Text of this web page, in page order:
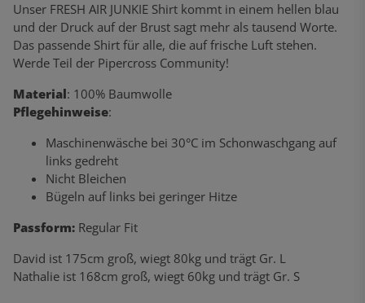
Unser FRESH AIR JUNKIE Shirt kommt in einem hellen blau
und der Druck auf der Brust sagt mehr als tausend Worte.
Das passende Shirt für alle, die auf frische Luft stehen.
Werde Teil der Pipercross Community!
Material: 100% Baumwolle
Pflegehinweise:
Maschinenwäsche bei 30°C im Schonwaschgang auf
links gedreht
Nicht Bleichen
Bügeln auf links bei geringer Hitze
Passform: Regular Fit
David ist 175cm groß, wiegt 80kg und trägt Gr. L
Nathalie ist 168cm groß, wiegt 60kg und trägt Gr. S